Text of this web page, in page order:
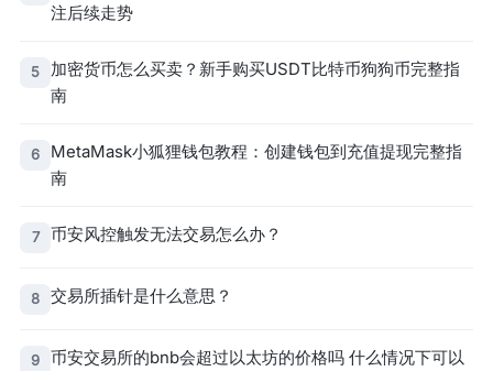
注后续走势
5
加密货币怎么买卖？新手购买USDT比特币狗狗币完整指
南
6
MetaMask小狐狸钱包教程：创建钱包到充值提现完整指
南
7 币安风控触发无法交易怎么办？
8 交易所插针是什么意思？
9
币安交易所的bnb会超过以太坊的价格吗 什么情况下可以